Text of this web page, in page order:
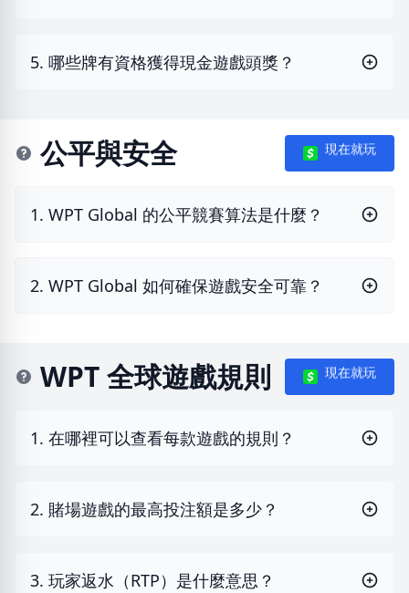
5. 哪些牌有資格獲得現金遊戲頭獎？
公平與安全 現在就玩
1. WPT Global 的公平競賽算法是什麼？
2. WPT Global 如何確保遊戲安全可靠？
WPT 全球遊戲規則 現在就玩
1. 在哪裡可以查看每款遊戲的規則？
2. 賭場遊戲的最高投注額是多少？
3. 玩家返水（RTP）是什麼意思？